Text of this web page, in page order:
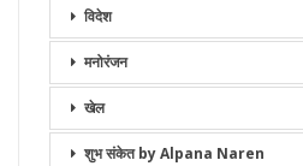
विदेश
मनोरंजन
खेल
शुभ संकेत by Alpana Naren